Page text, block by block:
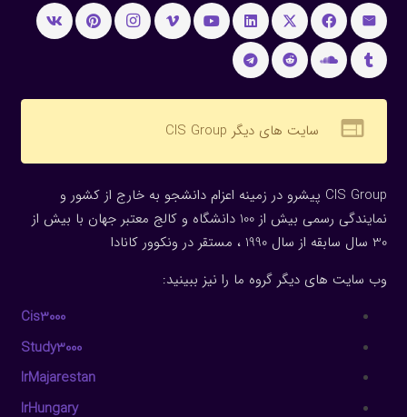
web سایت های دیگر CIS Group
CIS Group پیشرو در زمینه اعزام دانشجو به خارج از کشور و
نمایندگی رسمی بیش از 100 دانشگاه و کالج معتبر جهان با بیش از
30 سال سابقه از سال 1990 ، مستقر در ونکوور کانادا
وب سایت های دیگر گروه ما را نیز ببینید:
Cis3000
Study3000
IrMajarestan
IrHungary